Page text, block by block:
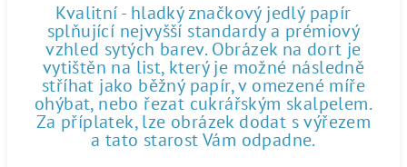
Kvalitní - hladký značkový jedlý papír
splňující nejvyšší standardy a prémiový
vzhled sytých barev. Obrázek na dort je
vytištěn na list, který je možné následně
stříhat jako běžný papír, v omezené míře
ohýbat, nebo řezat cukrářským skalpelem.
Za příplatek, lze obrázek dodat s výřezem
a tato starost Vám odpadne.